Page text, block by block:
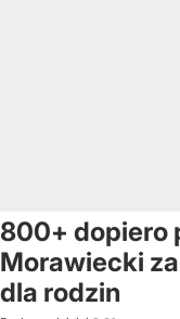
800+ dopiero
Morawiecki
dla rodzin